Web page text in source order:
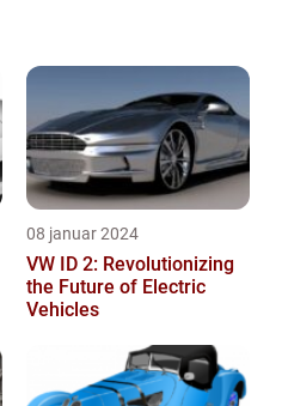
08 januar 2024
VW ID 2: Revolutionizing
the Future of Electric
Vehicles